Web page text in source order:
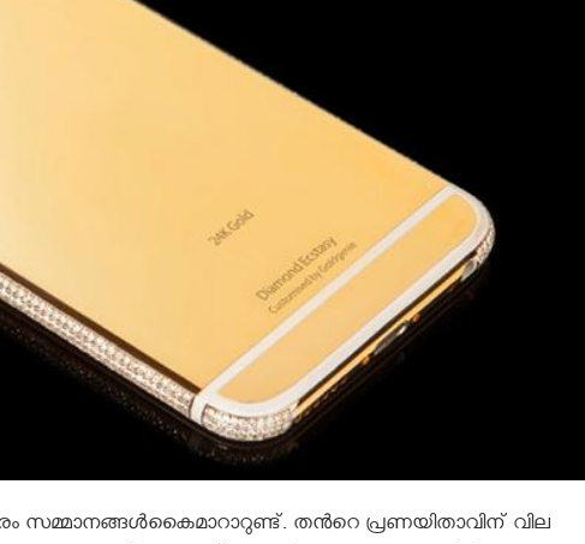
സമ്മാനങ്ങൾകൈമാറാറുണ്ട്. തൻറെ പ്രണയിതാവിന് വില